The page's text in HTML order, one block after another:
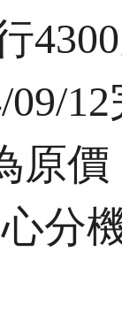
09/
原
分